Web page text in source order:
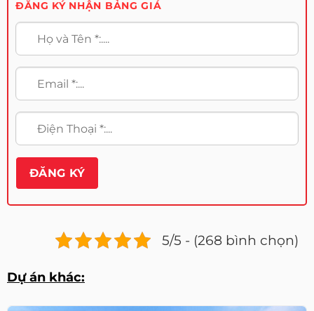
ĐĂNG KÝ NHẬN BẢNG GIÁ
5/5 - (268 bình chọn)
Dự án khác: